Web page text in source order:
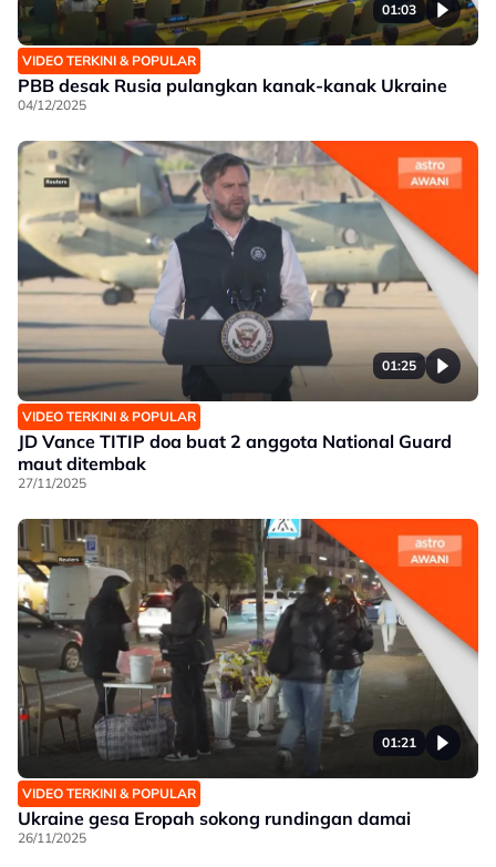
01:03
VIDEO TERKINI & POPULAR
PBB desak Rusia pulangkan kanak-kanak Ukraine
04/12/2025
01:25
VIDEO TERKINI & POPULAR
JD Vance TITIP doa buat 2 anggota National Guard
maut ditembak
27/11/2025
01:21
VIDEO TERKINI & POPULAR
Ukraine gesa Eropah sokong rundingan damai
26/11/2025